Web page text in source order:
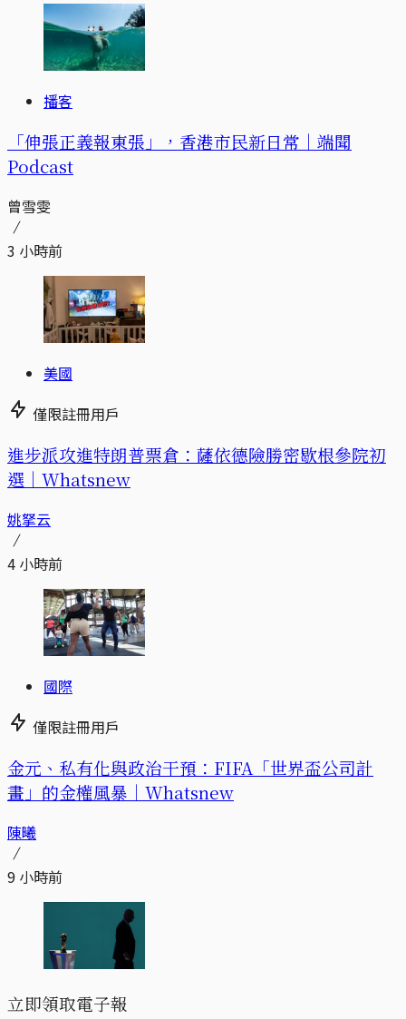
播客
「伸張正義報東張」，香港市民新日常｜端聞
Podcast
曾雪雯
3 小時前
美國
僅限註冊用戶
進步派攻進特朗普票倉：薩依德險勝密歇根參院初
選｜Whatsnew
姚拏云
4 小時前
國際
僅限註冊用戶
金元、私有化與政治干預：FIFA「世界盃公司計
畫」的金權風暴｜Whatsnew
陳曦
9 小時前
立即領取電子報